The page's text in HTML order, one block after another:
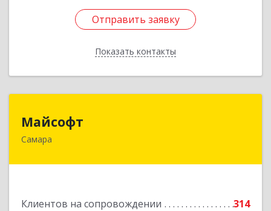
Отправить заявку
Показать контакты
Отправить заявку
Назад
Майсофт
Самара
Клиентов на сопровождении
314
443076, Самарская обл, Самара г, Партизанская